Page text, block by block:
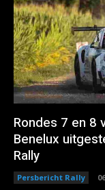
Rondes 7 en 8
Benelux
Rally
Persbericht Rally